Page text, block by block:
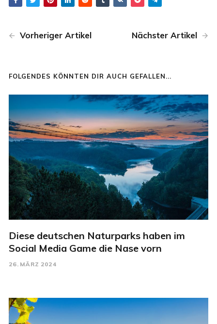
Vorheriger Artikel Nächster Artikel
FOLGENDES KÖNNTEN DIR AUCH GEFALLEN...
Diese deutschen Naturparks haben im
Social Media Game die Nase vorn
26. MÄRZ 2024